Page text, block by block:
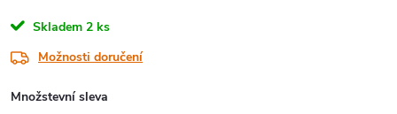
Skladem 2 ks
Možnosti doručení
Množstevní sleva